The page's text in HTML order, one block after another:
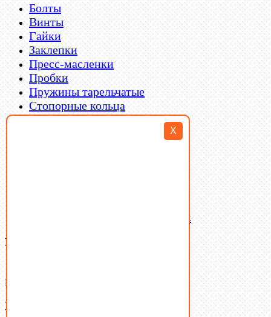
X
Болты
Винты
Гайки
Заклепки
Пресс-масленки
Пробки
Пружины тарельчатые
Стопорные кольца
Такелаж
Латунный и бронзовый крепеж
Ваша корзина
В корзине нет товаров.
Поиск